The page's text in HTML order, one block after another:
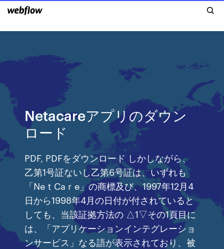
Netacareアプリのダウン
ロード
PDF, PDFをダウンロード しかしながら、
乙第1号証ないし乙第6号証は、いずれも
「NeｔCaｒe」の商標及び、1997年12月4
日から1998年4月の日付が付されていると
しても、当該証拠方法の △1▽その1頁目に
は、「アプリケーションインテグレーショ
ンサービス」なる語が表示されており、被